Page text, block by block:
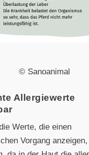
© Sanoanimal
Allergiewerte
Werte, die einen
Vorgang anzeigen,